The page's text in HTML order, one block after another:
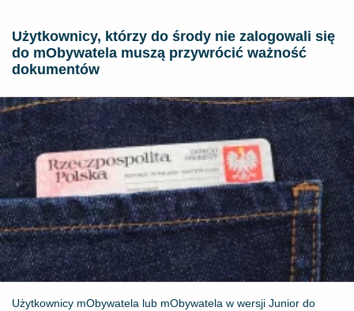
Użytkownicy, którzy do środy nie zalogowali się
do mObywatela muszą przywrócić ważność
dokumentów
Użytkownicy mObywatela lub mObywatela w wersji Junior do